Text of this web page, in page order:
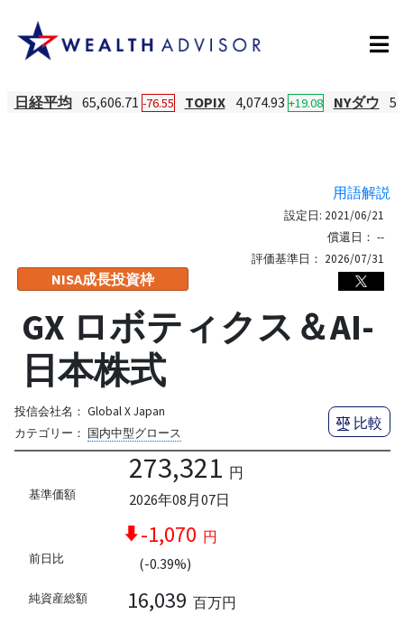
日経平均 65,606.71 -76.55 TOPIX 4,074.93 +19.08 NYダウ
用語解説
NISA成長投資枠
設定日: 2021/06/21
償還日： --
評価基準日： 2026/07/31
GX ロボティクス＆AI-
日本株式
投信会社名： Global X Japan
カテゴリー： 国内中型グロース
比較
基準価額
273,321 円
2026年08月07日
前日比
-1,070 円
(-0.39%)
純資産総額 16,039 百万円